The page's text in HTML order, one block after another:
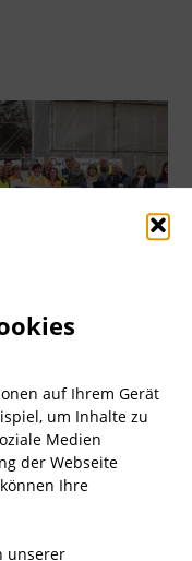
auf Ihrem Gerät
um Inhalte zu
Medien
der Webseite
Ihre
unserer